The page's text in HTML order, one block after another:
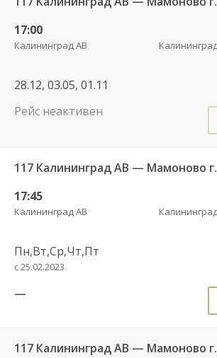
17:00
Калининград АВ
28.12, 03.05, 01.11
Рейс неактивен
117 Калининград АВ — Мамоново г.
17:45
Калининград АВ
Пн,Вт,Ср,Чт,Пт
с 25.02.2023
—
117 Калининград АВ — Мамоново г.